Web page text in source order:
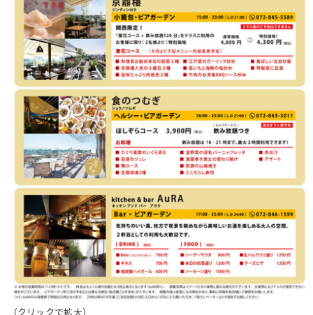
（クリックで拡大）